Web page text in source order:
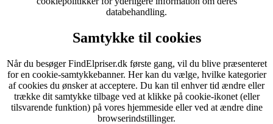
databehandling.
Samtykke til cookies
Når du besøger FindElpriser.dk første gang, vil du blive præsenteret
for en cookie-samtykkebanner. Her kan du vælge, hvilke kategorier
af cookies du ønsker at acceptere. Du kan til enhver tid ændre eller
trække dit samtykke tilbage ved at klikke på cookie-ikonet (eller
tilsvarende funktion) på vores hjemmeside eller ved at ændre dine
browserindstillinger.